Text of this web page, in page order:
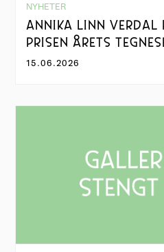
NYHETER
ANNIKA LINN VERDAL
PRISEN ÅRETS
15.06.2026